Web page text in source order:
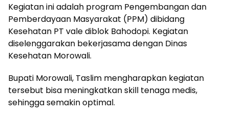
Kegiatan ini adalah program Pengembangan dan
Pemberdayaan Masyarakat (PPM) dibidang
Kesehatan PT vale diblok Bahodopi. Kegiatan
diselenggarakan bekerjasama dengan Dinas
Kesehatan Morowali.
Bupati Morowali, Taslim mengharapkan kegiatan
tersebut bisa meningkatkan skill tenaga medis,
sehingga semakin optimal.